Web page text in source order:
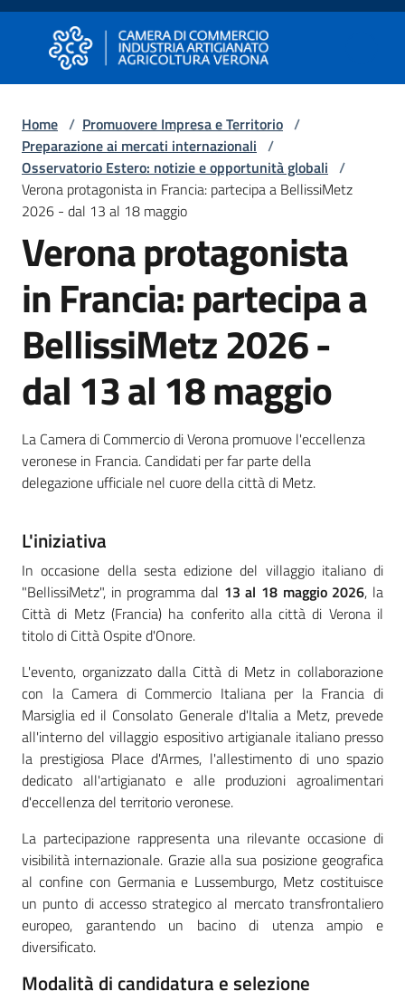
Vai al contenuto
Vai alla navigazione
Vai al footer
Camera di Commercio di Verona
Camera di Commercio di Verona
Avviare
Impresa
Gestire
Impresa
Promuovere
Impresa
e
Territorio
Tutelare
Consumatore
Impresa
Digitale
e
Sostenibile
La
Camera
Seguici
su
Home / Promuovere Impresa e Territorio /
Preparazione ai mercati internazionali /
Osservatorio Estero: notizie e opportunità globali /
Verona protagonista in Francia: partecipa a BellissiMetz
2026 - dal 13 al 18 maggio
Verona protagonista
in Francia: partecipa a
BellissiMetz 2026 -
dal 13 al 18 maggio
La Camera di Commercio di Verona promuove l'eccellenza
veronese in Francia. Candidati per far parte della
delegazione ufficiale nel cuore della città di Metz.
L'iniziativa
In occasione della sesta edizione del villaggio italiano di
"BellissiMetz", in programma dal 13 al 18 maggio 2026, la
Città di Metz (Francia) ha conferito alla città di Verona il
titolo di Città Ospite d'Onore.
L'evento, organizzato dalla Città di Metz in collaborazione
con la Camera di Commercio Italiana per la Francia di
Marsiglia ed il Consolato Generale d'Italia a Metz, prevede
all'interno del villaggio espositivo artigianale italiano presso
la prestigiosa Place d'Armes, l'allestimento di uno spazio
dedicato all'artigianato e alle produzioni agroalimentari
d'eccellenza del territorio veronese.
La partecipazione rappresenta una rilevante occasione di
visibilità internazionale. Grazie alla sua posizione geografica
al confine con Germania e Lussemburgo, Metz costituisce
un punto di accesso strategico al mercato transfrontaliero
europeo, garantendo un bacino di utenza ampio e
diversificato.
Modalità di candidatura e selezione